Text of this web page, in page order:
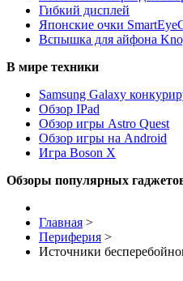
Гибкий дисплей
Японские очки
Вспышка для айфона
В мире техники
Samsung Galaxy
Обзор IPad
Обзор игры Astro Quest
Обзор игры на Android
Игра Boson X
Обзоры популярных
Главная >
Периферия >
Источники